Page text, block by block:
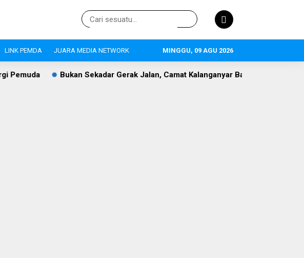
LINK PEMDA JUARA MEDIA NETWORK MINGGU, 09 AGU 2026
Sekadar Gerak Jalan, Camat Kalanganyar Bangun Semangat Nasionalisme